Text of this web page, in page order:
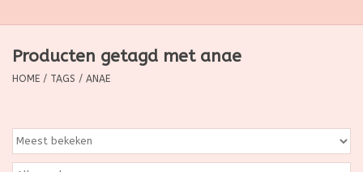
Grimeermateriaal
Huishoudartikelen
Producten getagd met anae
HOME / TAGS / ANAE